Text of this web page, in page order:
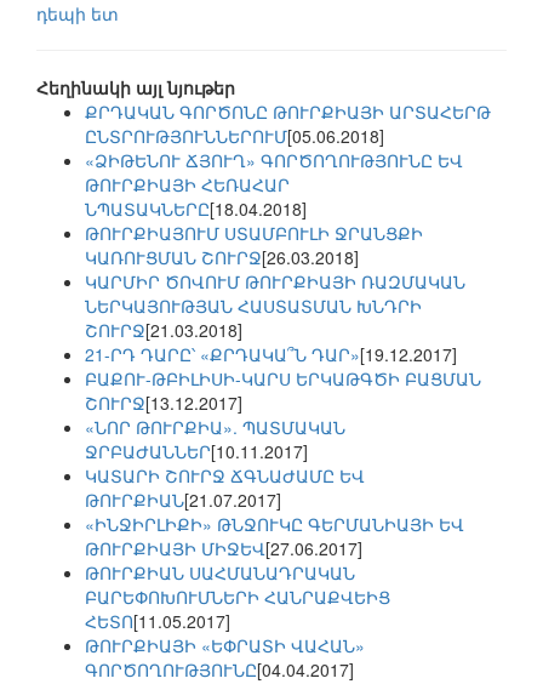
դեպի ետ
Հեղինակի այլ նյութեր
ՔՐԴԱԿԱՆ ԳՈՐԾՈՆԸ ԹՈՒՐՔԻԱՅԻ ԱՐՏԱՀԵՐԹ
ԸՆՏՐՈՒԹՅՈՒՆՆԵՐՈՒՄ[05.06.2018]
«ՁԻԹԵՆՈՒ ՃՅՈՒՂ» ԳՈՐԾՈՂՈՒԹՅՈՒՆԸ ԵՎ
ԹՈՒՐՔԻԱՅԻ ՀԵՌԱՀԱՐ
ՆՊԱՏԱԿՆԵՐԸ[18.04.2018]
ԹՈՒՐՔԻԱՅՈՒՄ ՍՏԱՄԲՈՒԼԻ ՋՐԱՆՑՔԻ
ԿԱՌՈՒՑՄԱՆ ՇՈՒՐՋ[26.03.2018]
ԿԱՐՄԻՐ ԾՈՎՈՒՄ ԹՈՒՐՔԻԱՅԻ ՌԱԶՄԱԿԱՆ
ՆԵՐԿԱՅՈՒԹՅԱՆ ՀԱՍՏԱՏՄԱՆ ԽՆԴՐԻ
ՇՈՒՐՋ[21.03.2018]
21-ՐԴ ԴԱՐԸ՝ «ՔՐԴԱԿԱ՞Ն ԴԱՐ»[19.12.2017]
ԲԱՔՈՒ-ԹԲԻԼԻՍԻ-ԿԱՐՍ ԵՐԿԱԹԳԾԻ ԲԱՑՄԱՆ
ՇՈՒՐՋ[13.12.2017]
«ՆՈՐ ԹՈՒՐՔԻԱ». ՊԱՏՄԱԿԱՆ
ՋՐԲԱԺԱՆՆԵՐ[10.11.2017]
ԿԱՏԱՐԻ ՇՈՒՐՋ ՃԳՆԱԺԱՄԸ ԵՎ
ԹՈՒՐՔԻԱՆ[21.07.2017]
«ԻՆՋԻՐԼԻՔԻ» ԹՆՋՈՒԿԸ ԳԵՐՄԱՆԻԱՅԻ ԵՎ
ԹՈՒՐՔԻԱՅԻ ՄԻՋԵՎ[27.06.2017]
ԹՈՒՐՔԻԱՆ ՍԱՀՄԱՆԱԴՐԱԿԱՆ
ԲԱՐԵՓՈԽՈՒՄՆԵՐԻ ՀԱՆՐԱՔՎԵԻՑ
ՀԵՏՈ[11.05.2017]
ԹՈՒՐՔԻԱՅԻ «ԵՓՐԱՏԻ ՎԱՀԱՆ»
ԳՈՐԾՈՂՈՒԹՅՈՒՆԸ[04.04.2017]